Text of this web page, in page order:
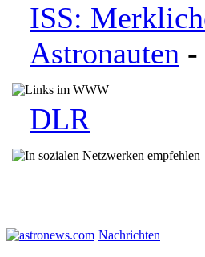
ISS:
Astronauten -
DLR
Nachrichten